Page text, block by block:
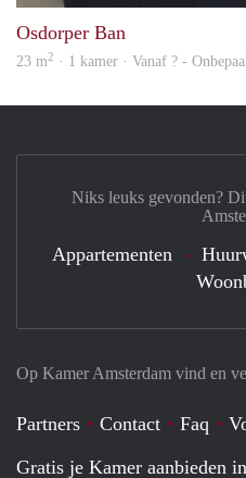
Osdorper Ban
23 m2 · 1 kamer · Vanaf ? -
Op Kamer Amsterdam vind en
Partners Contact Faq
Gratis je Kamer aanbieden
Niks leuks gevonden?
Appartementen